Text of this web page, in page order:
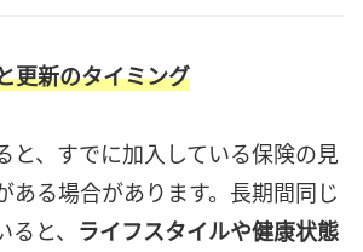
更新のタイミング
と、すでに加入している保険の見
ある場合があります。長期間同じ
と、 ライフスタイルや健康状態